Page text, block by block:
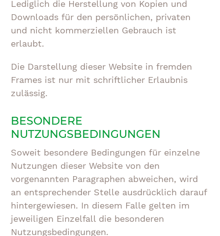
Lediglich die Herstellung von Kopien und
Downloads für den persönlichen, privaten
und nicht kommerziellen Gebrauch ist
erlaubt.
Die Darstellung dieser Website in fremden
Frames ist nur mit schriftlicher Erlaubnis
zulässig.
BESONDERE
NUTZUNGSBEDINGUNGEN
Soweit besondere Bedingungen für einzelne
Nutzungen dieser Website von den
vorgenannten Paragraphen abweichen, wird
an entsprechender Stelle ausdrücklich darauf
hintergewiesen. In diesem Falle gelten im
jeweiligen Einzelfall die besonderen
Nutzungsbedingungen.